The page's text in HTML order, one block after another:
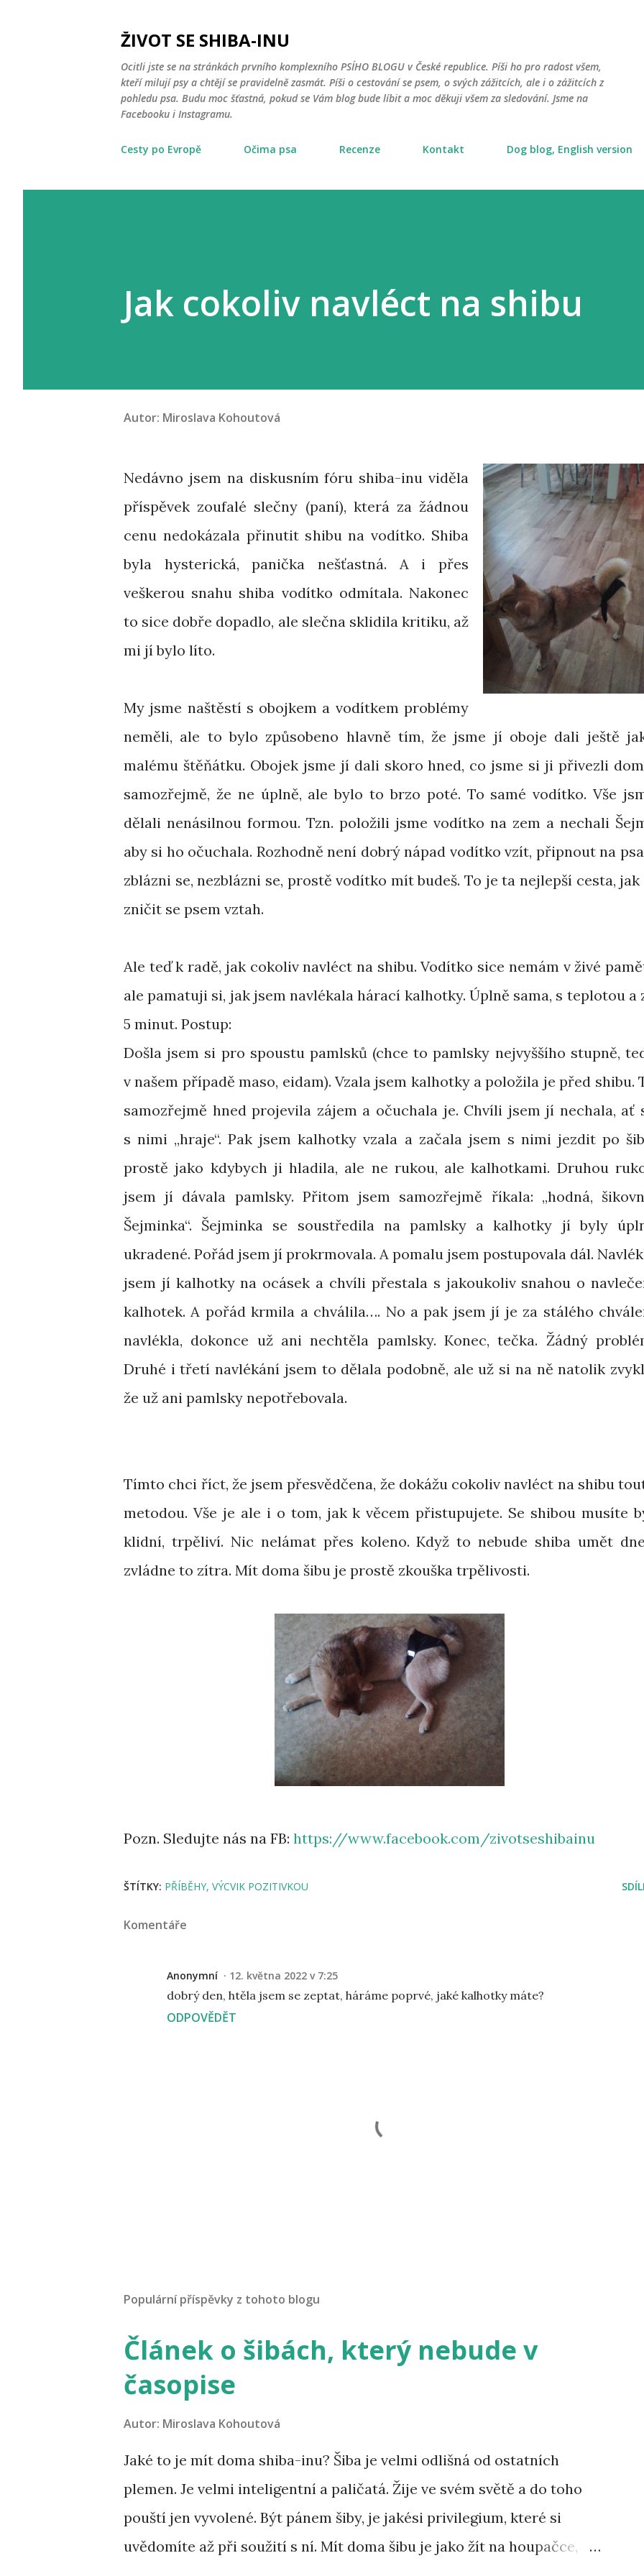
ŽIVOT SE SHIBA-INU
Ocitli jste se na stránkách prvního komplexního PSÍHO BLOGU v České republice. Píši ho pro radost všem,
kteří milují psy a chtějí se pravidelně zasmát. Píši o cestování se psem, o svých zážitcích, ale i o zážitcích z
pohledu psa. Budu moc šťastná, pokud se Vám blog bude líbit a moc děkuji všem za sledování. Jsme na
Facebooku i Instagramu.
Cesty po Evropě Očima psa Recenze Kontakt Dog blog, English version
Jak cokoliv navléct na shibu
Autor: Miroslava Kohoutová
Nedávno jsem na diskusním fóru shiba-inu viděla
příspěvek zoufalé slečny (paní), která za žádnou
cenu nedokázala přinutit shibu na vodítko. Shiba
byla hysterická, panička nešťastná. A i přes
veškerou snahu shiba vodítko odmítala. Nakonec
to sice dobře dopadlo, ale slečna sklidila kritiku, až
mi jí bylo líto.
My jsme naštěstí s obojkem a vodítkem problémy
neměli, ale to bylo způsobeno hlavně tím, že jsme jí oboje dali ještě
malému štěňátku. Obojek jsme jí dali skoro hned, co jsme si ji přivezli
samozřejmě, že ne úplně, ale bylo to brzo poté. To samé vodítko. Vše
dělali nenásilnou formou. Tzn. položili jsme vodítko na zem a nechali
aby si ho očuchala. Rozhodně není dobrý nápad vodítko vzít, připnout na
zblázni se, nezblázni se, prostě vodítko mít budeš. To je ta nejlepší cesta, jak
zničit se psem vztah.
Ale teď k radě, jak cokoliv navléct na shibu. Vodítko sice nemám v živé
ale pamatuji si, jak jsem navlékala hárací kalhotky. Úplně sama, s teplotou a
5 minut. Postup:
Došla jsem si pro spoustu pamlsků (chce to pamlsky nejvyššího stupně,
v našem případě maso, eidam). Vzala jsem kalhotky a položila je před shibu.
samozřejmě hned projevila zájem a očuchala je. Chvíli jsem jí nechala, ať
s nimi „hraje“. Pak jsem kalhotky vzala a začala jsem s nimi jezdit po
prostě jako kdybych ji hladila, ale ne rukou, ale kalhotkami. Druhou
jsem jí dávala pamlsky. Přitom jsem samozřejmě říkala: „hodná,
Šejminka“. Šejminka se soustředila na pamlsky a kalhotky jí byly
ukradené. Pořád jsem jí prokrmovala. A pomalu jsem postupovala dál.
jsem jí kalhotky na ocásek a chvíli přestala s jakoukoliv snahou o
kalhotek. A pořád krmila a chválila…. No a pak jsem jí je za stálého
navlékla, dokonce už ani nechtěla pamlsky. Konec, tečka. Žádný
Druhé i třetí navlékání jsem to dělala podobně, ale už si na ně natolik
že už ani pamlsky nepotřebovala.
Tímto chci říct, že jsem přesvědčena, že dokážu cokoliv navléct na shibu
metodou. Vše je ale i o tom, jak k věcem přistupujete. Se shibou musíte
klidní, trpěliví. Nic nelámat přes koleno. Když to nebude shiba umět
zvládne to zítra. Mít doma šibu je prostě zkouška trpělivosti.
Pozn. Sledujte nás na FB: https://www.facebook.com/zivotseshibainu
ŠTÍTKY: PŘÍBĚHY VÝCVIK POZITIVKOU
Komentáře
Anonymní 12. května 2022 v 7:25
dobrý den, htěla jsem se zeptat, háráme poprvé, jaké kalhotky máte?
ODPOVĚDĚT
e
t
o
a
t
Populární příspěvky z tohoto blogu
Článek o šibách, který nebude v
časopise
Autor: Miroslava Kohoutová
Jaké to je mít doma shiba-inu? Šiba je velmi odlišná od ostatních
plemen. Je velmi inteligentní a paličatá. Žije ve svém světě a do toho
pouští jen vyvolené. Být pánem šiby, je jakési privilegium, které si
uvědomíte až při soužití s ní. Mít doma šibu je jako žít na houpačce,